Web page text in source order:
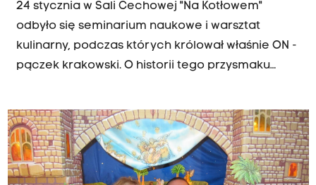
24 stycznia w Sali Cechowej "Na Kotłowem"
odbyło się seminarium naukowe i warsztat
kulinarny, podczas których królował właśnie ON -
pączek krakowski. O historii tego przysmaku
Uniwersytetu Komisji Edukacji Narodowej. Bo
pączek ma bardzo długą historię...